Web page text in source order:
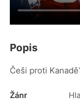
Popis
Češi proti
Žánr